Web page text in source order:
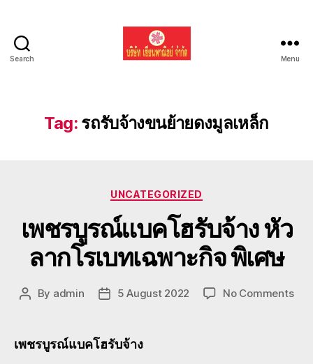
Search
รถ
แบค
Menu
Tag: รถรับจ้างขนย้ายดงมูลเหล็ก
Categories
UNCATEGORIZED
เพชรบูรณ์แบคโฮรับจ้าง หัว
ลากโรเบทเฉพาะกิจ พิเศษ
Post
By admin
Post5 August 2022 No Commentson
เพชรบูรณ์แบคโฮรับจ้าง